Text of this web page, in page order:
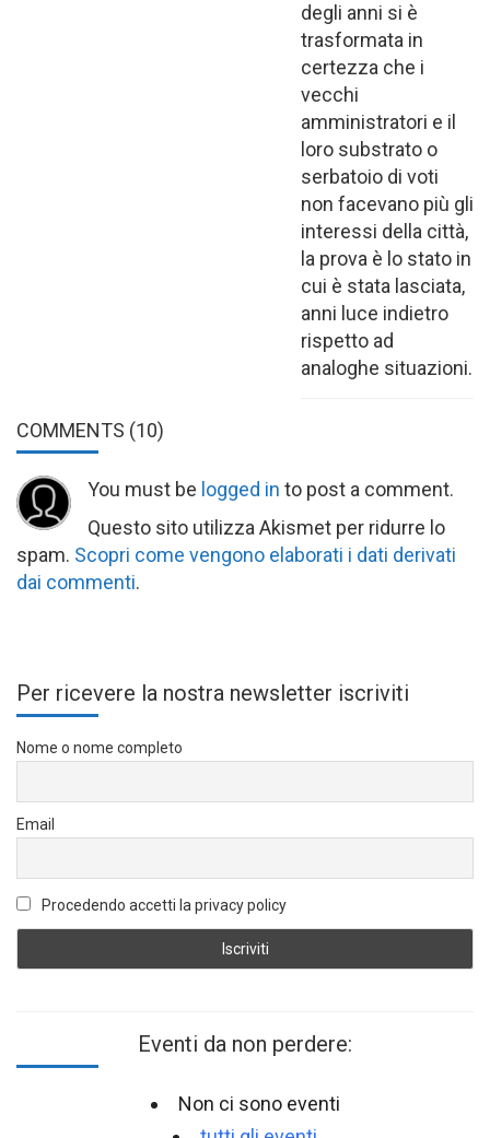
degli anni si è
trasformata in
certezza che i
vecchi
amministratori e il
loro substrato o
serbatoio di voti
non facevano più gli
interessi della città,
la prova è lo stato in
cui è stata lasciata,
anni luce indietro
rispetto ad
analoghe situazioni.
COMMENTS (10)
You must be logged in to post a comment.
Questo sito utilizza Akismet per ridurre lo
spam. Scopri come vengono elaborati i dati derivati
dai commenti.
Per ricevere la nostra newsletter iscriviti
Nome o nome completo
Email
Procedendo accetti la privacy policy
Eventi da non perdere:
Non ci sono eventi